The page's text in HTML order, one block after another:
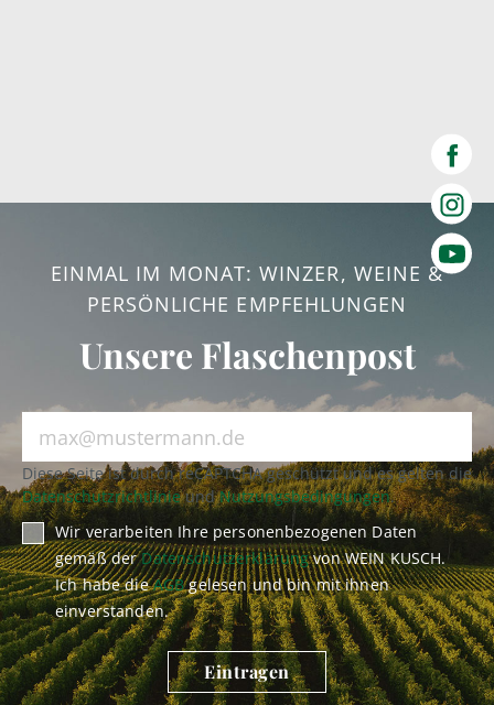
EINMAL IM MONAT: WINZER, WEINE &
PERSÖNLICHE EMPFEHLUNGEN
Unsere Flaschenpost
Diese Seite ist durch reCAPTCHA geschützt und es gelten die
DatenschutzrichtlinieundNutzungsbedingungen.
Wir verarbeiten Ihre personenbezogenen Daten
gemäß derDatenschutzerklärungvon WEIN KUSCH.
Ich habe dieAGBgelesen und bin mit ihnen
einverstanden.
Eintragen